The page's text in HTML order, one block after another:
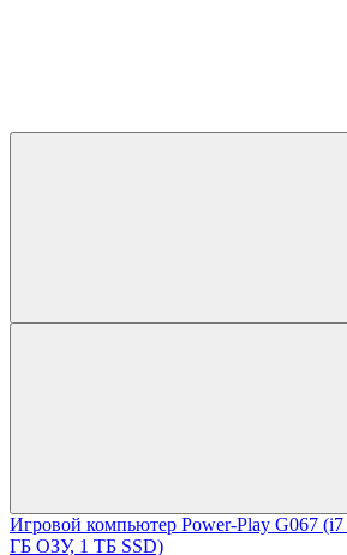
Игровой компьютер Power-Play G067
ГБ ОЗУ, 1 ТБ SSD)